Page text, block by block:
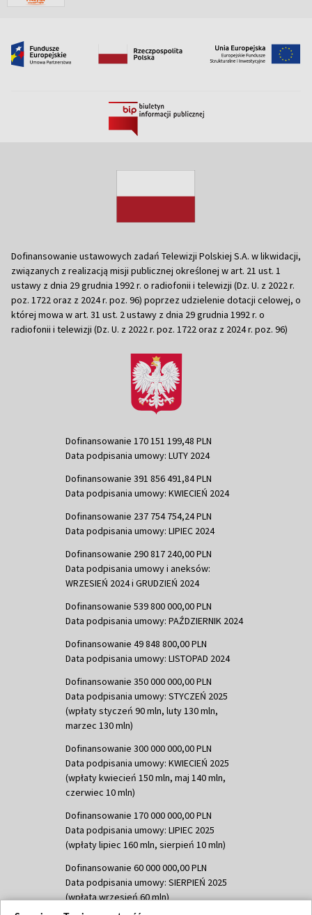
Dofinansowanie ustawowych zadań Telewizji Polskiej S.A. w likwidacji,
związanych z realizacją misji publicznej określonej w art. 21 ust. 1
ustawy z dnia 29 grudnia 1992 r. o radiofonii i telewizji (Dz. U. z 2022 r.
poz. 1722 oraz z 2024 r. poz. 96) poprzez udzielenie dotacji celowej, o
której mowa w art. 31 ust. 2 ustawy z dnia 29 grudnia 1992 r. o
radiofonii i telewizji (Dz. U. z 2022 r. poz. 1722 oraz z 2024 r. poz. 96)
Dofinansowanie 170 151 199,48 PLN
Data podpisania umowy: LUTY 2024
Dofinansowanie 391 856 491,84 PLN
Data podpisania umowy: KWIECIEŃ 2024
Dofinansowanie 237 754 754,24 PLN
Data podpisania umowy: LIPIEC 2024
Dofinansowanie 290 817 240,00 PLN
Data podpisania umowy i aneksów:
WRZESIEŃ 2024 i GRUDZIEŃ 2024
Dofinansowanie 539 800 000,00 PLN
Data podpisania umowy: PAŹDZIERNIK 2024
Dofinansowanie 49 848 800,00 PLN
Data podpisania umowy: LISTOPAD 2024
Dofinansowanie 350 000 000,00 PLN
Data podpisania umowy: STYCZEŃ 2025
(wpłaty styczeń 90 mln, luty 130 mln,
marzec 130 mln)
Dofinansowanie 300 000 000,00 PLN
Data podpisania umowy: KWIECIEŃ 2025
(wpłaty kwiecień 150 mln, maj 140 mln,
czerwiec 10 mln)
Dofinansowanie 170 000 000,00 PLN
Data podpisania umowy: LIPIEC 2025
(wpłaty lipiec 160 mln, sierpień 10 mln)
Dofinansowanie 60 000 000,00 PLN
Data podpisania umowy: SIERPIEŃ 2025
(wpłata wrzesień 60 mln)